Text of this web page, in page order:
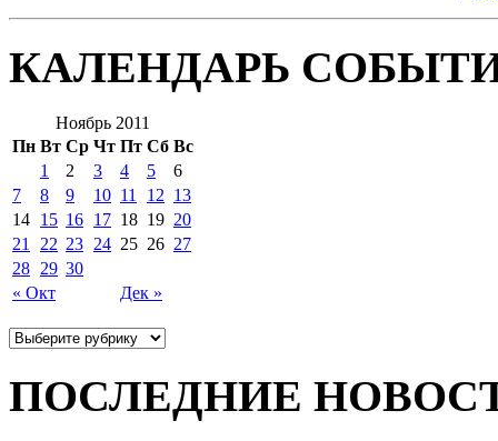
КАЛЕНДАРЬ
Ноябрь 2011
Пн Вт Ср Чт Пт Сб Вс
« Окт Дек »
1 2 3 4 5
6
7
8 9 10 11 12 13
14 15 16 17 18 19 20
21
22 23 24 25 26 27
28 29 30
ПОСЛЕДНИЕ